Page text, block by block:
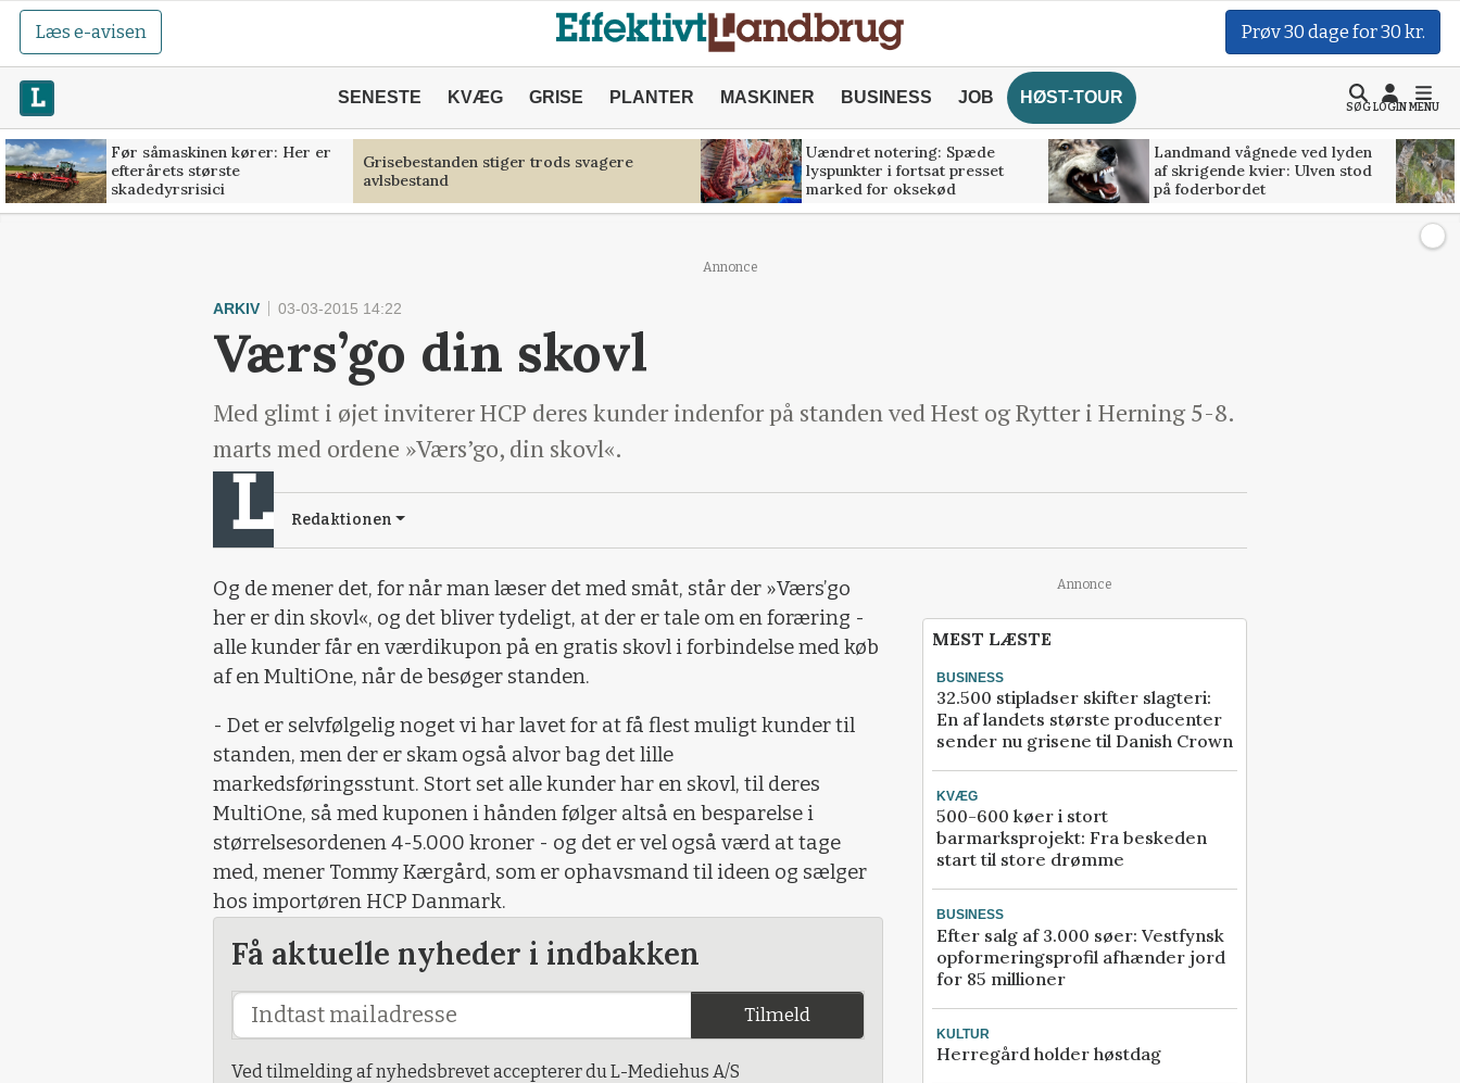
Læs e-avisen Prøv 30 dage for 30 kr.
SENESTE KVÆG GRISE PLANTER MASKINER BUSINESS JOB HØST-TOUR
SØGLOGINMENU
Før såmaskinen kører: Her er
efterårets største
skadedyrsrisici
Grisebestanden stiger trods svagere
avlsbestand
Uændret notering: Spæde
lyspunkter i fortsat presset
marked for oksekød
Landmand vågnede ved lyden
af skrigende kvier: Ulven stod
på foderbordet
Annonce
ARKIV 03-03-2015 14:22
Værs’go din skovl
Med glimt i øjet inviterer HCP deres kunder indenfor på standen ved Hest og Rytter i Herning 5-8.
marts med ordene »Værs’go, din skovl«.
Redaktionen
Og de mener det, for når man læser det med småt, står der »Værs’go
her er din skovl«, og det bliver tydeligt, at der er tale om en foræring -
alle kunder får en værdikupon på en gratis skovl i forbindelse med køb
af en MultiOne, når de besøger standen.
- Det er selvfølgelig noget vi har lavet for at få flest muligt kunder til
standen, men der er skam også alvor bag det lille
markedsføringsstunt. Stort set alle kunder har en skovl, til deres
MultiOne, så med kuponen i hånden følger altså en besparelse i
størrelsesordenen 4-5.000 kroner - og det er vel også værd at tage
med, mener Tommy Kærgård, som er ophavsmand til ideen og sælger
hos importøren HCP Danmark.
Få aktuelle nyheder i indbakken
Tilmeld
Ved tilmelding af nyhedsbrevet accepterer du L-Mediehus A/S
Annonce
MEST LÆSTE
BUSINESS
32.500 stipladser skifter slagteri:
En af landets største producenter
sender nu grisene til Danish Crown
KVÆG
500-600 køer i stort
barmarksprojekt: Fra beskeden
start til store drømme
BUSINESS
Efter salg af 3.000 søer: Vestfynsk
opformeringsprofil afhænder jord
for 85 millioner
KULTUR
Herregård holder høstdag